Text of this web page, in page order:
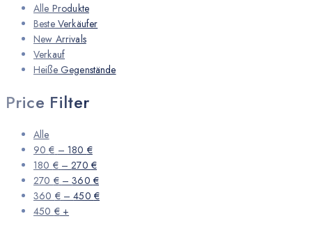
Alle Produkte
Beste Verkäufer
New Arrivals
Verkauf
Heiße Gegenstände
Price Filter
Alle
90€ – 180 €
180 € –270 €
270 € –360 €
360 € –450 €
450 €+